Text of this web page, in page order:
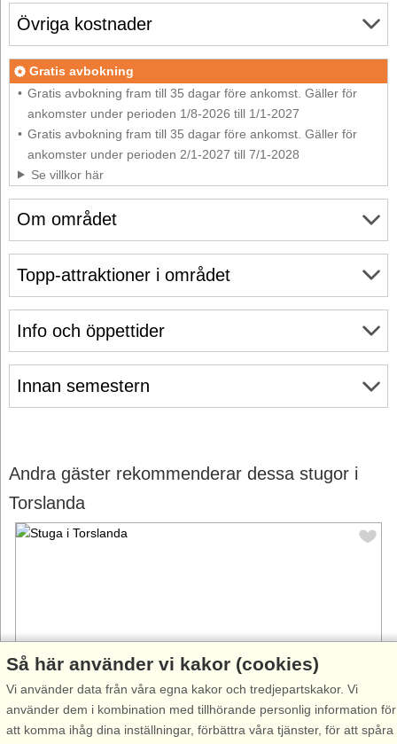
Om området
Info och öppettider
Innan semestern
Övriga kostnader
Gratis avbokning
Gratis avbokning fram till 35 dagar före ankomst. Gäller för
ankomster under perioden 1/8-2026 till 1/1-2027
Gratis avbokning fram till 35 dagar före ankomst. Gäller för
ankomster under perioden 2/1-2027 till 7/1-2028
Se villkor här
Topp-attraktioner i området
Andra gäster rekommenderar dessa stugor i
Torslanda
Stugnr: 41380
Så här använder vi kakor (cookies)
Vi använder data från våra egna kakor och tredjepartskakor. Vi
använder dem i kombination med tillhörande personlig information för
att komma ihåg dina inställningar, förbättra våra tjänster, för att spåra